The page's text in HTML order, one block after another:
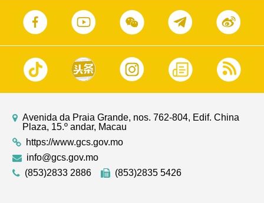
Avenida da Praia Grande, nos. 762-804, Edif. China
Plaza, 15.º andar, Macau
https://www.gcs.gov.mo
info@gcs.gov.mo
(853)2833 2886
(853)2835 5426